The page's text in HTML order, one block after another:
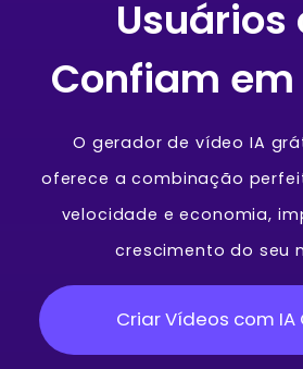
Usuários
Confiam em
O gerador de vídeo IA
oferece a combinação
velocidade e economia,
crescimento do seu
Criar Vídeos com IA